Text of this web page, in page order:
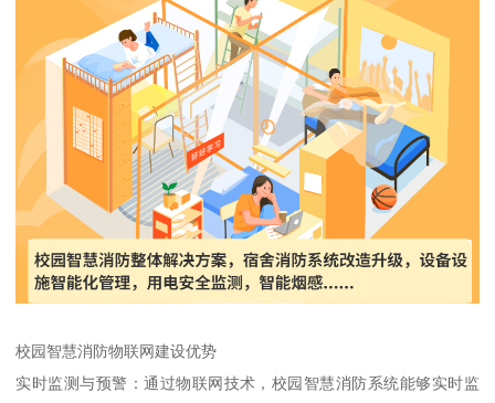
校园智慧消防物联网建设优势
实时监测与预警：通过物联网技术，校园智慧消防系统能够实时监